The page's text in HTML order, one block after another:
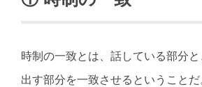
時制の一致とは、話している部分
出す部分を一致させるということだ